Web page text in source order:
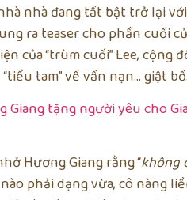
nhà đang tất bật trở lại
ra teaser cho phần cuối
của “trùm cuối” Lee, cộng
tam” về vấn nạn… giật bồ.
Hương Giang rằng “không
phải dạng vừa, cô nàng